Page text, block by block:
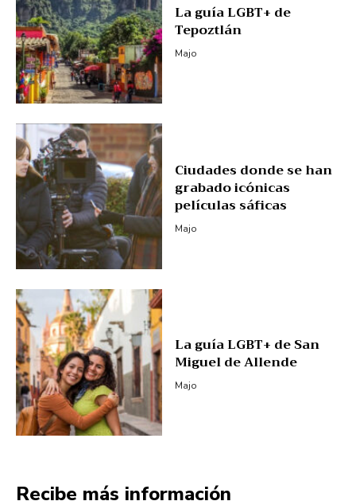
La guía LGBT+ de
Tepoztlán
Majo
Ciudades donde se han
grabado icónicas
películas sáficas
Majo
La guía LGBT+ de San
Miguel de Allende
Majo
Recibe más información